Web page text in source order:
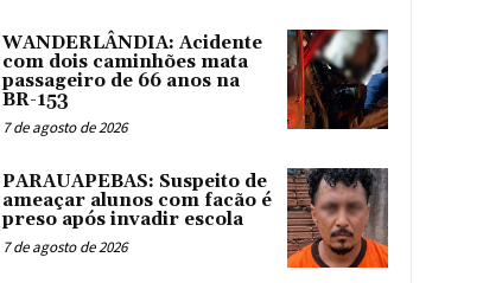
WANDERLÂNDIA: Acidente
com dois caminhões mata
passageiro de 66 anos na
BR-153
7 de agosto de 2026
PARAUAPEBAS: Suspeito de
ameaçar alunos com facão é
preso após invadir escola
7 de agosto de 2026